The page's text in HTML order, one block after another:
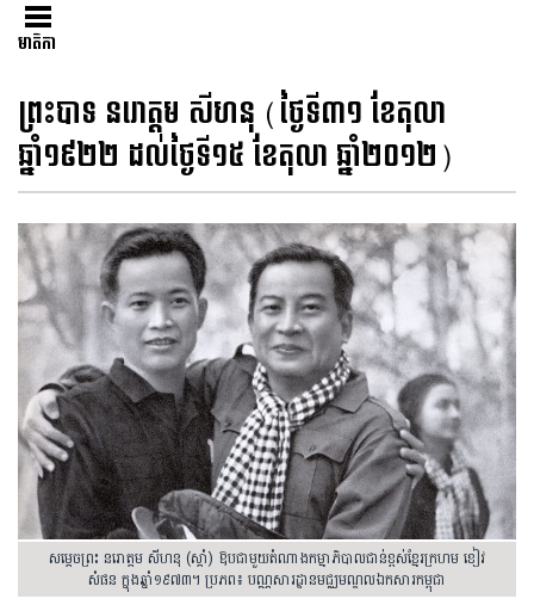
មាតិកា
ព្រះបាទ នរោត្តម សីហនុ (ថ្ងៃទី៣១ ខែតុលា
ឆ្នាំ១៩២២ ដល់ថ្ងៃទី១៥ ខែតុលា ឆ្នាំ២០១២)
សម្តេចព្រះ នរោត្តម សីហនុ (ស្តាំ) ឱបជាមួយតំណាងកម្មាភិបាលជាន់ខ្ពស់ខ្មែរក្រហម ខៀវ
សំផន ក្នុងឆ្នាំ១៩៧៣។ ប្រភព៖ បណ្ណសារដ្ឋានមជ្ឈមណ្ឌលឯកសារកម្ពុជា